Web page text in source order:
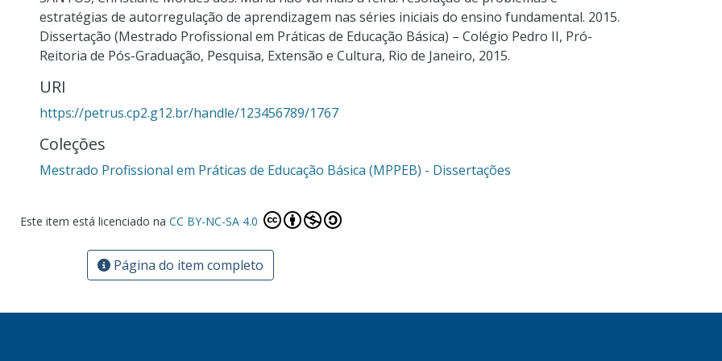
estratégias de autorregulação de aprendizagem nas séries iniciais do ensino fundamental. 2015.
Dissertação (Mestrado Profissional em Práticas de Educação Básica) – Colégio Pedro II, Pró-
Reitoria de Pós-Graduação, Pesquisa, Extensão e Cultura, Rio de Janeiro, 2015.
URI
https://petrus.cp2.g12.br/handle/123456789/1767
Coleções
Mestrado Profissional em Práticas de Educação Básica (MPPEB) - Dissertações
Este item está licenciado na CC BY-NC-SA 4.0
Página do item completo